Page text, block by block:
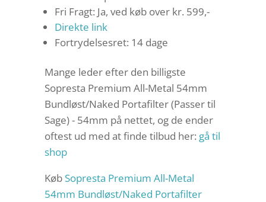
Fri Fragt: Ja, ved køb over kr. 599,-
Direkte link
Fortrydelsesret: 14 dage
Mange leder efter den billigste
Sopresta Premium All-Metal 54mm
Bundløst/Naked Portafilter (Passer til
Sage) - 54mm på nettet, og de ender
oftest ud med at finde tilbud her: gå til
shop
Køb Sopresta Premium All-Metal
54mm Bundløst/Naked Portafilter